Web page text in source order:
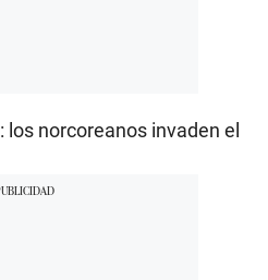
: los norcoreanos invaden el